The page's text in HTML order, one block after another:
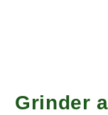
Grinder